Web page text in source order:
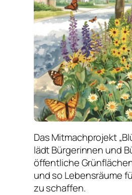
Das Mitmachprojekt
lädt Bürgerinnen und
öffentliche
und so Lebensräume
zu schaffen.